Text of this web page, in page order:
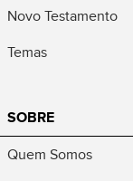
Novo Testamento
Temas
SOBRE
Quem Somos